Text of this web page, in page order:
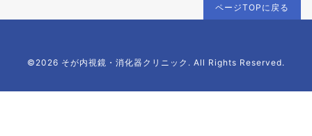
ページTOPに戻る
©2026 そが内視鏡・消化器クリニック. All Rights Reserved.